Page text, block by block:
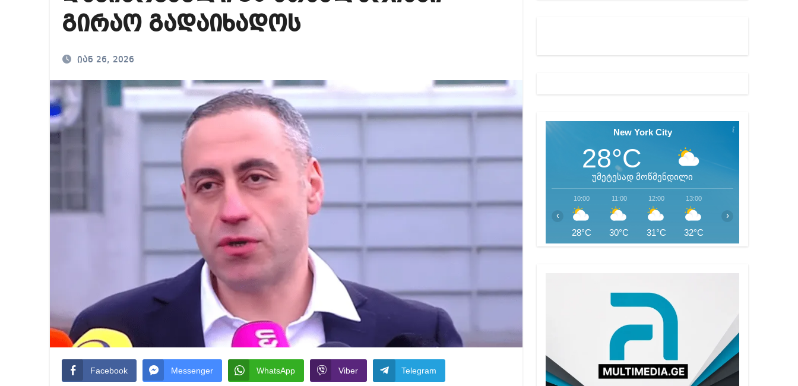
მიხეილ სააკაშვილი ოპოზიციური ტელევიზიებით უკმაყოფილოა
გირაო გადაიხადოს
იან 26, 2026
Facebook Messenger WhatsApp Viber Telegram
New York City
28°C
უმეტესად მოწმენდილი
10:00
28°C
11:00
30°C
12:00
31°C
13:00
32°C
‹ ›